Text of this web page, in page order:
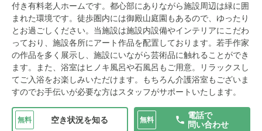
付き有料老人ホームです。都心部にありながら施設周辺は緑に囲
まれた環境です。徒歩圏内には御殿山庭園もあるので、ゆったり
とお過ごしください。当施設は施設内設備やインテリアにこだわ
っており、施設各所にアート作品を配置しております。若手作家
の作品を多く展示し、施設にいながら芸術品に触れることができ
ます。また、浴室はヒノキ風呂や石風呂もご用意。リラックスし
てご入浴をお楽しみいただけます。もちろん介護浴室もございま
すのでお手伝いが必要な方はスタッフがサポートいたします。
無料 空き状況を知る 無料
電話で
問い合わせ